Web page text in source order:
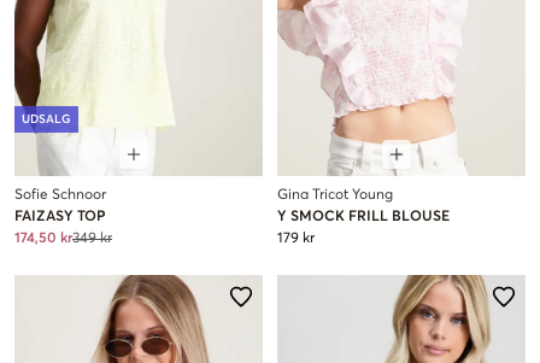
UDSALG
Sofie Schnoor
FAIZASY TOP
174,50 kr349 kr
Gina Tricot Young
Y SMOCK FRILL BLOUSE
179 kr